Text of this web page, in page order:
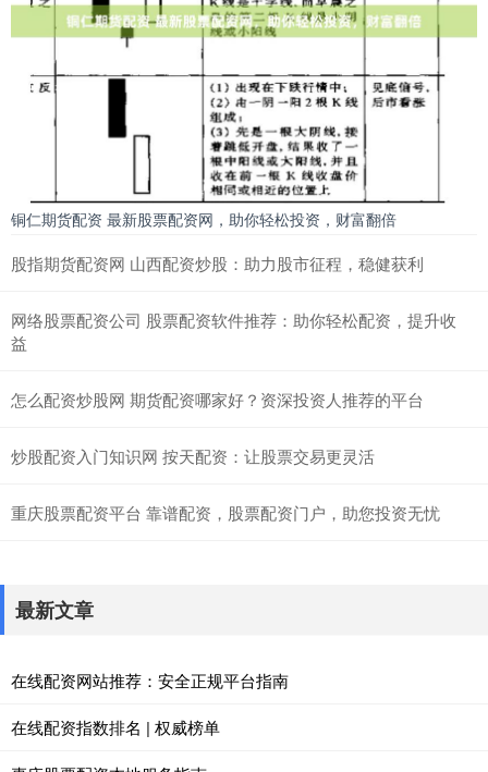
铜仁期货配资 最新股票配资网，助你轻松投资，财富翻倍
股指期货配资网 山西配资炒股：助力股市征程，稳健获利
网络股票配资公司 股票配资软件推荐：助你轻松配资，提升收
益
怎么配资炒股网 期货配资哪家好？资深投资人推荐的平台
炒股配资入门知识网 按天配资：让股票交易更灵活
重庆股票配资平台 靠谱配资，股票配资门户，助您投资无忧
最新文章
在线配资网站推荐：安全正规平台指南
在线配资指数排名 | 权威榜单